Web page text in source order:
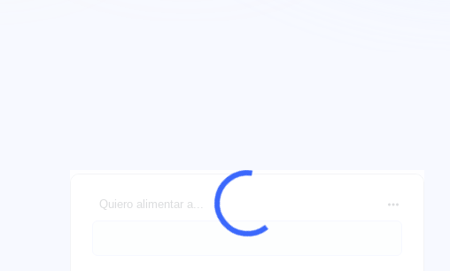
Quiero alimentar a...